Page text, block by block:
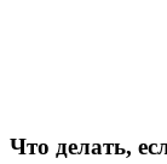
Что делать,